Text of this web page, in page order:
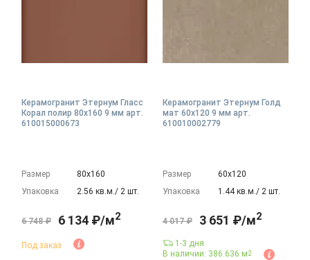
Керамогранит Этернум Гласс
Корал полир 80x160 9 мм арт.
610015000673
Размер
80х160
Упаковка
2.56 кв.м./ 2 шт.
6 748 ₽ 6 134 ₽/м2
Под заказ
Керамогранит Этернум Голд
мат 60x120 9 мм арт.
610010002779
Размер
60х120
Упаковка
1.44 кв.м./ 2 шт.
4 017 ₽ 3 651 ₽/м2
1-3 дня
В наличии: 386.636 м2